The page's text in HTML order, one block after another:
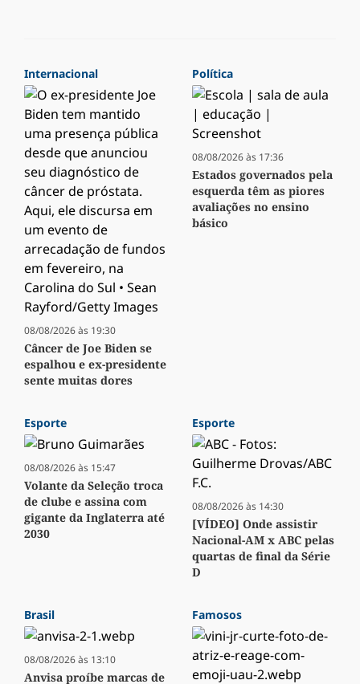
Internacional
08/08/2026 às 19:30
Câncer de Joe Biden se
espalhou e ex-presidente
sente muitas dores
Política
08/08/2026 às 17:36
Estados governados pela
esquerda têm as piores
avaliações no ensino
básico
Esporte
08/08/2026 às 15:47
Volante da Seleção troca
de clube e assina com
gigante da Inglaterra até
2030
Esporte
08/08/2026 às 14:30
[VÍDEO] Onde assistir
Nacional-AM x ABC pelas
quartas de final da Série
D
Brasil
08/08/2026 às 13:10
Anvisa proíbe marcas de
Famosos